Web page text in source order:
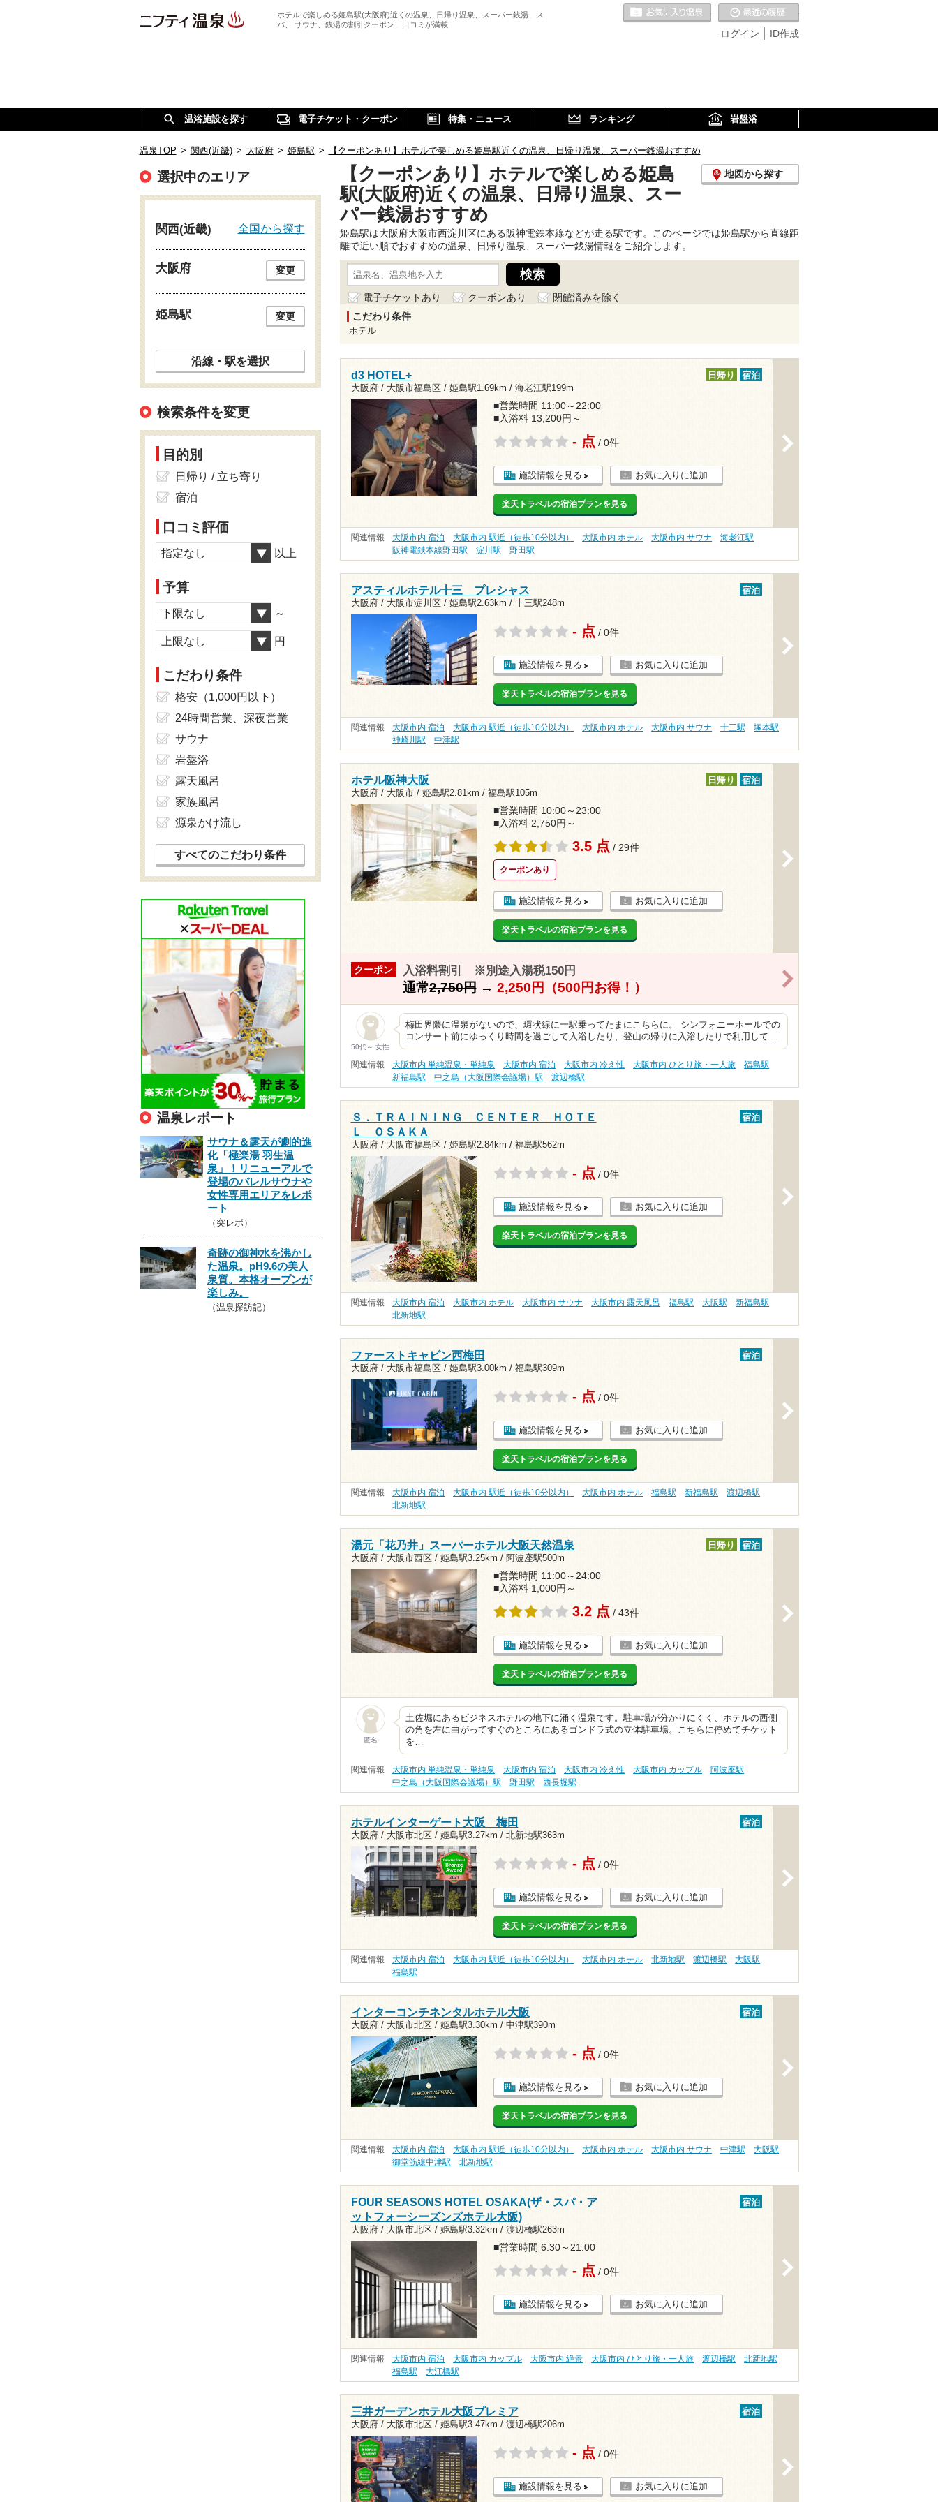
ホテルで楽しめる姫島駅(大阪府)近くの温泉、日帰り温泉、スーパー銭湯、ス
パ、 サウナ、銭湯の割引クーポン、口コミが満載
ID作成
ログイン
お気に入りの温泉
温浴施設を探す 電子チケット・クーポン 特集・ニュース ランキング 岩盤浴
温泉TOP > 関西(近畿) > 大阪府 > 姫島駅 > 【クーポンあり】ホテルで楽しめる姫島駅近くの温泉、日帰り温泉、スーパー銭湯おすすめ
【クーポンあり】ホテルで楽しめる姫島
駅(大阪府)近くの温泉、日帰り温泉、スー
パー銭湯おすすめ
地図から探す
姫島駅は大阪府大阪市西淀川区にある阪神電鉄本線などが走る駅です。このページでは姫島駅から直線距
離で近い順でおすすめの温泉、日帰り温泉、スーパー銭湯情報をご紹介します。
電子チケットあり クーポンあり
閉館済みを除く
こだわり条件
ホテル
d3 HOTEL+
大阪府 / 大阪市福島区 / 姫島駅1.69km / 海老江駅199m
日帰り 宿泊
■営業時間 11:00～22:00
■入浴料 13,200円～
- 点 / 0件
施設情報を見る お気に入りに追加
楽天トラベルの宿泊プランを見る
関連情報 大阪市内 宿泊 大阪市内 駅近（徒歩10分以内） 大阪市内 ホテル 大阪市内 サウナ
海老江駅
阪神電鉄本線野田駅
淀川駅 野田駅
アスティルホテル十三 プレシャス
大阪府 / 大阪市淀川区 / 姫島駅2.63km / 十三駅248m
宿泊
- 点 / 0件
施設情報を見る お気に入りに追加
楽天トラベルの宿泊プランを見る
関連情報 大阪市内 宿泊 大阪市内 駅近（徒歩10分以内） 大阪市内 ホテル 大阪市内 サウナ 十三駅
塚本駅
神崎川駅
中津駅
ホテル阪神大阪
大阪府 / 大阪市 / 姫島駅2.81km / 福島駅105m
日帰り 宿泊
■営業時間 10:00～23:00
■入浴料 2,750円～
3.5 点 / 29件
クーポンあり
施設情報を見る お気に入りに追加
楽天トラベルの宿泊プランを見る
クーポン 入浴料割引 ※別途入湯税150円
通常2,750円→ 2,250円（500円お得！）
50代～ 女性
梅田界隈に温泉がないので、環状線に一駅乗ってたまにこちらに。 シンフォニーホールでの
コンサート前にゆっくり時間を過ごして入浴したり、登山の帰りに入浴したりで利用して…
関連情報 大阪市内 単純温泉・単純泉 大阪市内 宿泊 大阪市内 冷え性 大阪市内 ひとり旅・一人旅
福島駅
新福島駅
中之島（大阪国際会議場）駅 渡辺橋駅
Ｓ．ＴＲＡＩＮＩＮＧ ＣＥＮＴＥＲ ＨＯＴＥ
Ｌ ＯＳＡＫＡ
大阪府 / 大阪市福島区 / 姫島駅2.84km / 福島駅562m
宿泊
- 点 / 0件
施設情報を見る お気に入りに追加
楽天トラベルの宿泊プランを見る
関連情報 大阪市内 宿泊 大阪市内 ホテル 大阪市内 サウナ 大阪市内 露天風呂 福島駅 大阪駅
新福島駅
北新地駅
ファーストキャビン西梅田
大阪府 / 大阪市福島区 / 姫島駅3.00km / 福島駅309m
宿泊
- 点 / 0件
施設情報を見る お気に入りに追加
楽天トラベルの宿泊プランを見る
関連情報 大阪市内 宿泊 大阪市内 駅近（徒歩10分以内） 大阪市内 ホテル 福島駅 新福島駅
渡辺橋駅
北新地駅
湯元「花乃井」スーパーホテル大阪天然温泉
大阪府 / 大阪市西区 / 姫島駅3.25km / 阿波座駅500m
日帰り 宿泊
■営業時間 11:00～24:00
■入浴料 1,000円～
3.2 点 / 43件
施設情報を見る お気に入りに追加
楽天トラベルの宿泊プランを見る
匿名
土佐堀にあるビジネスホテルの地下に涌く温泉です。駐車場が分かりにくく、ホテルの西側
の角を左に曲がってすぐのところにあるゴンドラ式の立体駐車場。こちらに停めてチケット
を…
関連情報 大阪市内 単純温泉・単純泉 大阪市内 宿泊 大阪市内 冷え性 大阪市内 カップル
阿波座駅
中之島（大阪国際会議場）駅
野田駅 西長堀駅
ホテルインターゲート大阪 梅田
大阪府 / 大阪市北区 / 姫島駅3.27km / 北新地駅363m
宿泊
- 点 / 0件
施設情報を見る お気に入りに追加
楽天トラベルの宿泊プランを見る
関連情報 大阪市内 宿泊 大阪市内 駅近（徒歩10分以内） 大阪市内 ホテル 北新地駅 渡辺橋駅
大阪駅
福島駅
インターコンチネンタルホテル大阪
大阪府 / 大阪市北区 / 姫島駅3.30km / 中津駅390m
宿泊
- 点 / 0件
施設情報を見る お気に入りに追加
楽天トラベルの宿泊プランを見る
関連情報 大阪市内 宿泊 大阪市内 駅近（徒歩10分以内） 大阪市内 ホテル 大阪市内 サウナ 中津駅
大阪駅
御堂筋線中津駅
北新地駅
FOUR SEASONS HOTEL OSAKA(ザ・スパ・ア
ットフォーシーズンズホテル大阪)
大阪府 / 大阪市北区 / 姫島駅3.32km / 渡辺橋駅263m
宿泊
■営業時間 6:30～21:00
- 点 / 0件
施設情報を見る お気に入りに追加
関連情報 大阪市内 宿泊 大阪市内 カップル 大阪市内 絶景 大阪市内 ひとり旅・一人旅 渡辺橋駅
北新地駅
福島駅
大江橋駅
三井ガーデンホテル大阪プレミア
大阪府 / 大阪市北区 / 姫島駅3.47km / 渡辺橋駅206m
宿泊
- 点 / 0件
施設情報を見る お気に入りに追加
選択中のエリア
関西(近畿) 全国から探す
大阪府 変更
姫島駅 変更
沿線・駅を選択
検索条件を変更
目的別
日帰り / 立ち寄り
宿泊
口コミ評価
指定なし 以上
予算
下限なし ～
上限なし 円
こだわり条件
格安（1,000円以下）
24時間営業、深夜営業
サウナ
岩盤浴
露天風呂
家族風呂
源泉かけ流し
すべてのこだわり条件
温泉レポート
サウナ＆露天が劇的進
化「極楽湯 羽生温
泉」！リニューアルで
登場のバレルサウナや
女性専用エリアをレポ
ート
（突レポ）
奇跡の御神水を沸かし
た温泉。pH9.6の美人
泉質。本格オープンが
楽しみ。
（温泉探訪記）